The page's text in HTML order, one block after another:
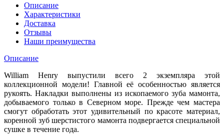
Описание
Характеристики
Доставка
Отзывы
Наши преимущества
Описание
William Henry выпустили всего 2 экземпляра этой
коллекционной модели! Главной её особенностью является
рукоять. Накладки выполнены из ископаемого зуба мамонта,
добываемого только в Северном море. Прежде чем мастера
смогут обработать этот удивительный по красоте материал,
коренной зуб шерстистого мамонта подвергается специальной
сушке в течение года.